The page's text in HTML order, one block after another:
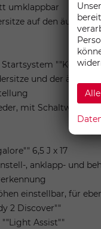
umklappbar
auf den
""Keyless
und der äußeren
mit Schaltwippen
6,5 J x 17
, anklapp- und
einstellbar, für
2 Discover""
Assist""